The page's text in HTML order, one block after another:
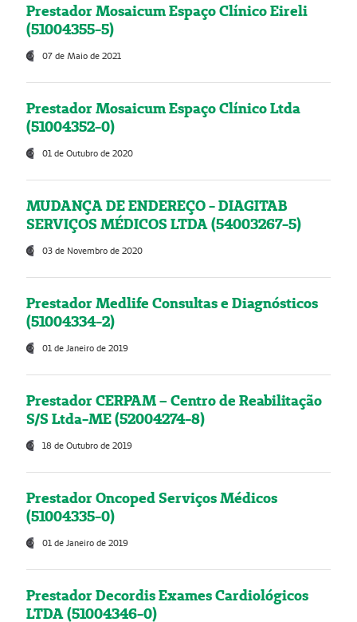
Prestador Mosaicum Espaço Clínico Eireli
(51004355-5)
07 de Maio de 2021
Prestador Mosaicum Espaço Clínico Ltda
(51004352-0)
01 de Outubro de 2020
MUDANÇA DE ENDEREÇO - DIAGITAB
SERVIÇOS MÉDICOS LTDA (54003267-5)
03 de Novembro de 2020
Prestador Medlife Consultas e Diagnósticos
(51004334-2)
01 de Janeiro de 2019
Prestador CERPAM – Centro de Reabilitação
S/S Ltda-ME (52004274-8)
18 de Outubro de 2019
Prestador Oncoped Serviços Médicos
(51004335-0)
01 de Janeiro de 2019
Prestador Decordis Exames Cardiológicos
LTDA (51004346-0)